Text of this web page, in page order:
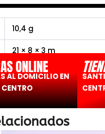
10,4 g
21 × 8 × 3 m
ONLINE
AL DOMICILIO EN